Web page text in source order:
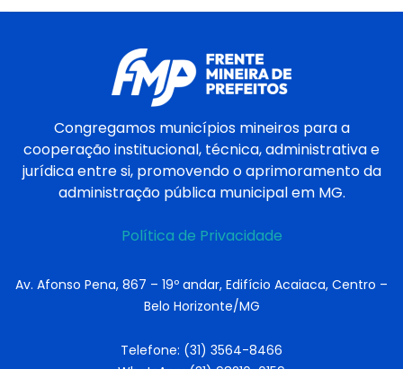
Congregamos municípios mineiros para a
cooperação institucional, técnica, administrativa e
jurídica entre si, promovendo o aprimoramento da
administração pública municipal em MG.
Política de Privacidade
Av. Afonso Pena, 867 – 19º andar, Edifício Acaiaca, Centro –
Belo Horizonte/MG
Telefone: (31) 3564-8466